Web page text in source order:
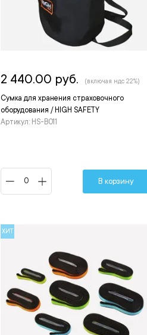
Сумка для хранения страховочного
оборудования / HIGH SAFETY
Артикул: HS-B011
2 440.00 руб. (включая ндс 22%)
В корзину
ХИТ